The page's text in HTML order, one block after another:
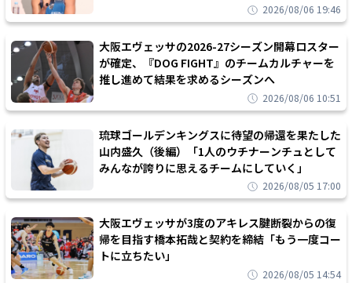
2026/08/06 19:46
大阪エヴェッサの2026-27シーズン開幕ロスター
が確定、『DOG FIGHT』のチームカルチャーを
推し進めて結果を求めるシーズンへ
2026/08/06 10:51
琉球ゴールデンキングスに待望の帰還を果たした
山内盛久（後編）「1人のウチナーンチュとして
みんなが誇りに思えるチームにしていく」
2026/08/05 17:00
大阪エヴェッサが3度のアキレス腱断裂からの復
帰を目指す橋本拓哉と契約を締結「もう一度コー
トに立ちたい」
2026/08/05 14:54